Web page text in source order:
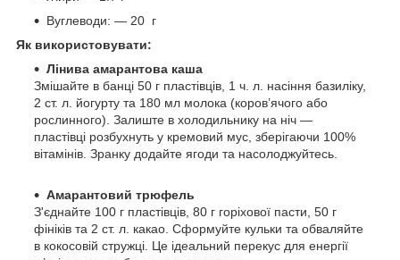
Вуглеводи: — 20 г
Як використовувати:
Лінива амарантова каша
Змішайте в банці 50 г пластівців, 1 ч. л. насіння базиліку,
2 ст. л. йогурту та 180 мл молока (коров’ячого або
рослинного). Залиште в холодильнику на ніч —
пластівці розбухнуть у кремовий мус, зберігаючи 100%
вітамінів. Зранку додайте ягоди та насолоджуйтесь.
Амарантовий трюфель
З'єднайте 100 г пластівців, 80 г горіхової пасти, 50 г
фініків та 2 ст. л. какао. Сформуйте кульки та обваляйте
в кокосовій стружці. Це ідеальний перекус для енергії